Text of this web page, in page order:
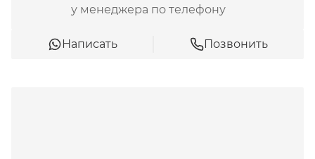
у менеджера по телефону
Написать Позвонить